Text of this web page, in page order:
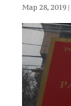
Мар 28, 2019|